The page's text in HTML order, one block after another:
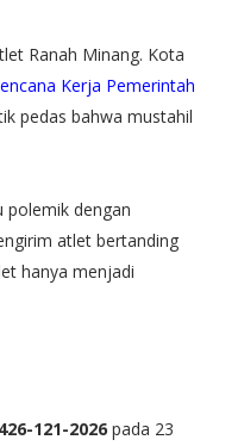
Ranah Minang. Kota
Kerja Pemerintah
pedas bahwa mustahil
polemik dengan
atlet bertanding
hanya menjadi
121-2026 pada 23